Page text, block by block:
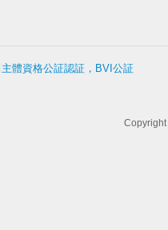
體資格公証認証，BVI公証